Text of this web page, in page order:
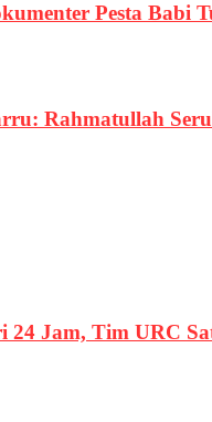
Pesta Babi
Rahmatullah
24 Jam, Tim URC